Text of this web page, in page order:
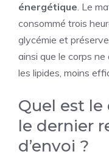
énergétique. Le
consommé trois
glycémie et
ainsi que le corps
les lipides, moins
Quel est
le dernier
d’envoi ?